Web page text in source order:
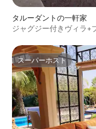
タルーダントの一軒家
ジャグジー付きヴィラ+
スーパーホスト
スーパーホスト